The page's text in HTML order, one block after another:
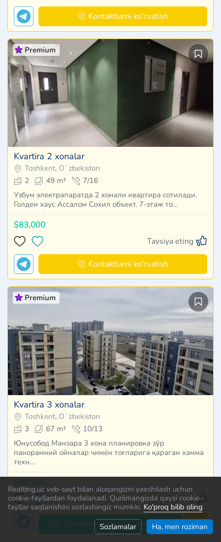
Realting.uz veb-sayt bilan aloqangizni yaxshilash uchun
cookie-fayllardan foydalanadi. Qurilmangizda qaysi cookie-
fayllar saqlanishini sozlashingiz mumkin. Ko'proq bilib oling
Sozlamalar
Ha, men roziman
Ob’ektlarni kartada ko‘rsatish
Kontaktlarni ko'rsatish
Premium
Kvartira 2 xonalar
Toshkent, Oʻzbekiston
2
49 m²
7/16
Узбум электрапаратда 2 хонали квартира сотилади.
Голден хаус Ассалом Сохил объект. 7-этаж то…
$83,000
Tavsiya eting
Kontaktlarni ko'rsatish
Premium
Kvartira 3 xonalar
Toshkent, Oʻzbekiston
3
67 m²
10/13
Юнусобод Манзара 3 хона планировка зўр
панорамний ойналар чимён тоғларига қараган хамма
техн…
$95,500
Tavsiya eting
Kontaktlarni ko'rsatish